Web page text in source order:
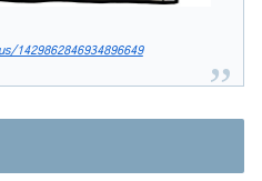
1429862846934896649